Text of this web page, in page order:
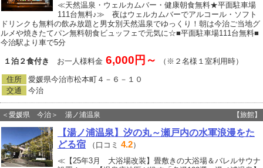
≪天然温泉・ウェルカムバー・健康朝食無料★平面駐車場
111台無料♪≫ 夜はウェルカムバーでアルコール・ソフト
ドリンクも無料の飲み放題と男女別天然温泉でゆっくり！朝は今治ご当地グ
ルメや焼きたてパン無料朝食ビュッフェで元気に☆■平面駐車場111台無料■
今治駅より車で5分
１泊２食付き お一人様料金 6,000円～ （※２名様１室利用時）
住所
愛媛県今治市松本町４－６－１０
交通
今治
＜愛媛県 今治＞ 湯ノ浦温泉 【旅館】
【湯ノ浦温泉】汐の丸～瀬戸内の水軍浪漫をた
どる宿
（口コミ 4.2）
≪【25年3月 大浴場改装】畳敷きの大浴場＆バレルサウナ